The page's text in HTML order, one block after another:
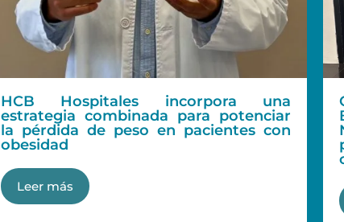
HCB Hospitales incorpora una
estrategia combinada para potenciar
la pérdida de peso en pacientes con
obesidad
Leer más